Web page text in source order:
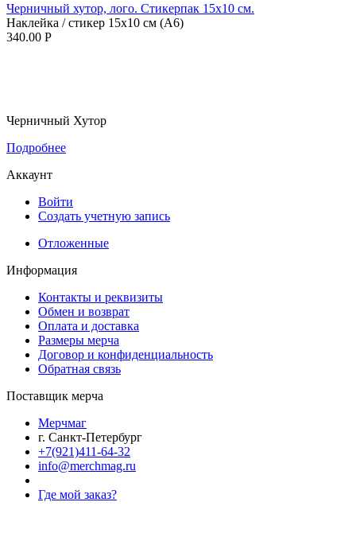
Черничный хутор, лого. Стикерпак 15х10 см.
Наклейка / стикер 15х10 см (А6)
340.00 Р
Черничный Хутор
Подробнее
Аккаунт
Войти
Создать учетную запись
Отложенные
Информация
Контакты и реквизиты
Обмен и возврат
Оплата и доставка
Размеры мерча
Договор и конфиденциальность
Обратная связь
Поставщик мерча
Мерчмаг
г. Санкт-Петербург
+7(921)411-64-32
info@merchmag.ru
Где мой заказ?